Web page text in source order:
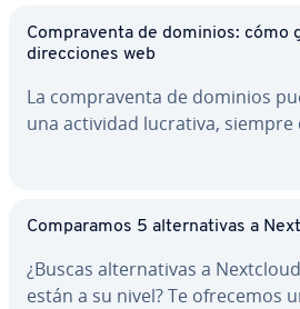
Co­m­pra­ve­n­ta de dominios: cómo
di­re­c­cio­nes web
La co­m­pra­ve­n­ta de dominios
una actividad lucrativa, siempre
Co­m­pa­ra­mos 5 al­te­r­na­ti­vas a
¿Buscas al­te­r­na­ti­vas a
están a su nivel? Te ofrecemos